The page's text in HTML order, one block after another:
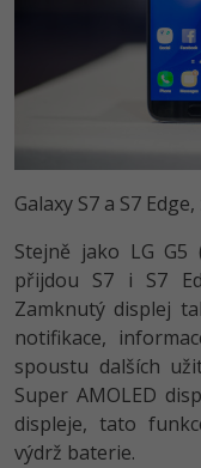
Copywriter
Algoritmy
Více
Fórum
Google
Time
Linux
Sítě
Fórum
Video
Ostatní
Galaxy S7 a S7
Stejně jako LG G5
přijdou S7 i S7
Zamknutý displej
notifikace,
spoustu dalších
Super AMOLED
displeje, tato
výdrž baterie.